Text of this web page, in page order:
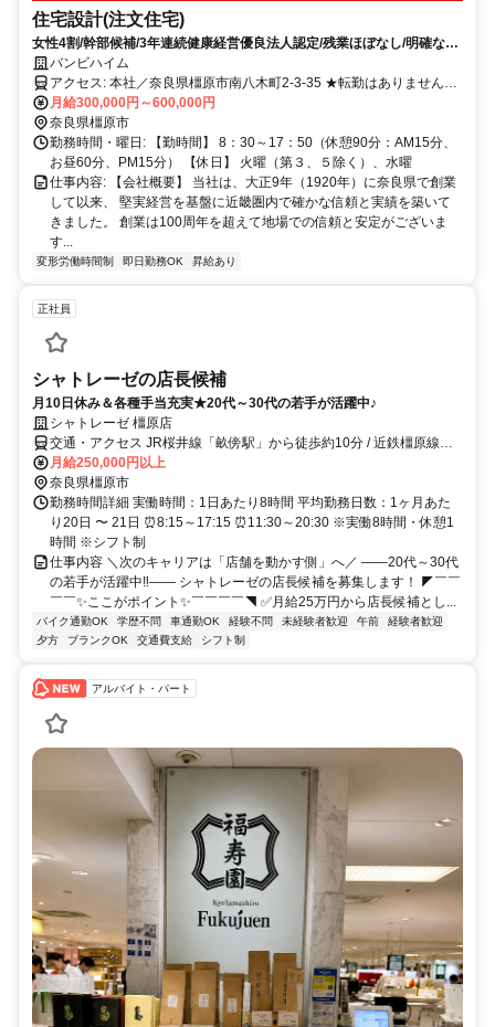
住宅設計(注文住宅)
女性4割/幹部候補/3年連続健康経営優良法人認定/残業ほぼなし/明確な評
価制度
バンビハイム
アクセス: 本社／奈良県橿原市南⼋⽊町2-3-35 ★転勤はありません。
★マイカー通勤OK。駐⾞場もあります。 奈良県橿原市南⼋⽊町 【ア
クセス】近鉄「⼤和⼋⽊駅」より徒歩10分 ★転勤なし
月給300,000円～600,000円
奈良県橿原市
勤務時間・曜日: 【勤時間】 8：30～17：50（休憩90分：AM15分、
お昼60分、PM15分） 【休日】 火曜（第３、５除く）、水曜
仕事内容: 【会社概要】 当社は、大正9年（1920年）に奈良県で創業
して以来、 堅実経営を基盤に近畿圏内で確かな信頼と実績を築いて
きました。 創業は100周年を超えて地場での信頼と安定がございま
す...
変形労働時間制 即日勤務OK 昇給あり
正社員
シャトレーゼの店長候補
月10日休み＆各種手当充実★20代～30代の若手が活躍中♪
シャトレーゼ 橿原店
交通・アクセス JR桜井線「畝傍駅」から徒歩約10分 / 近鉄橿原線
「八木西口駅」から徒歩約15分
月給250,000円以上
奈良県橿原市
勤務時間詳細 実働時間：1日あたり8時間 平均勤務日数：1ヶ月あた
り20日 〜 21日 ⏰8:15～17:15 ⏰11:30～20:30 ※実働8時間・休憩1
時間 ※シフト制
仕事内容 ＼次のキャリアは「店舗を動かす側」へ／ ――20代～30代
の若手が活躍中‼―― シャトレーゼの店長候補を募集します！ ◤￣￣
￣￣✨ここがポイント✨￣￣￣￣◥ ✅月給25万円から店長候補とし...
バイク通勤OK 学歴不問 車通勤OK 経験不問 未経験者歓迎 午前
経験者歓迎
夕方
ブランクOK 交通費支給 シフト制
アルバイト・パート